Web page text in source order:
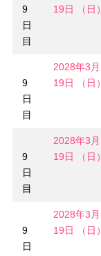
9
日
目
19日 （日）
9
日
目
2028年3月
19日 （日）
9
日
目
2028年3月
19日 （日）
9
日
2028年3月
19日 （日）